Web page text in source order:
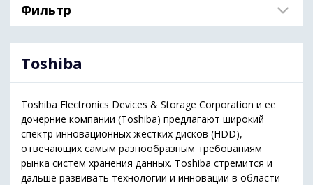
Фильтр
Toshiba
Toshiba Electronics Devices & Storage Corporation и ее
дочерние компании (Toshiba) предлагают широкий
спектр инновационных жестких дисков (HDD),
отвечающих самым разнообразным требованиям
рынка систем хранения данных. Toshiba стремится и
дальше развивать технологии и инновации в области